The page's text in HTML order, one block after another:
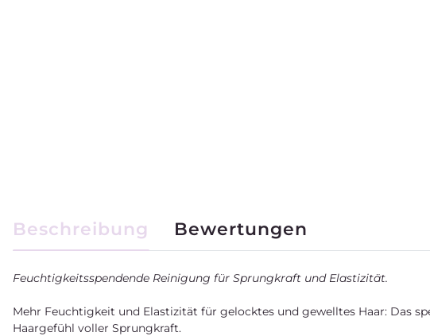
Beschreibung Bewertungen
Feuchtigkeitsspendende Reinigung für Sprungkraft und Elastizität.
Mehr Feuchtigkeit und Elastizität für gelocktes und gewelltes Haar: Das
Haargefühl voller Sprungkraft.